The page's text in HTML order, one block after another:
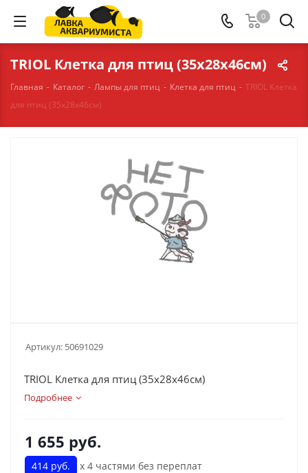
0
TRIOL Клетка для птиц (35х28х46см)
Главная - Каталог - Лампы для птиц - Клетка для птиц - TRIOL Клетка
для птиц (35х28х46см)
Артикул: 50691029
TRIOL Клетка для птиц (35х28х46см)
Подробнее
1 655 руб.
414 руб. х 4 частями без переплат